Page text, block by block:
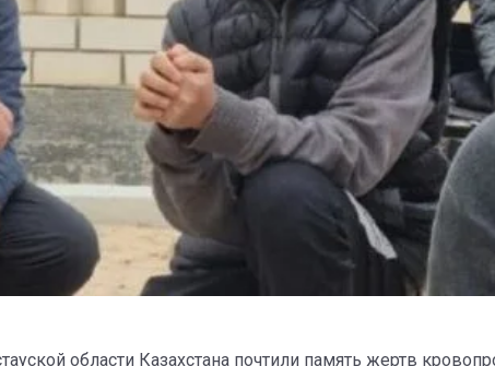
области Казахстана почтили память жертв